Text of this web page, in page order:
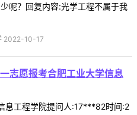
呢？回复内容:光学工程不属于我
2022-10-17
志愿报考合肥工业大学信息
息工程学院提问人:17***82时间:2